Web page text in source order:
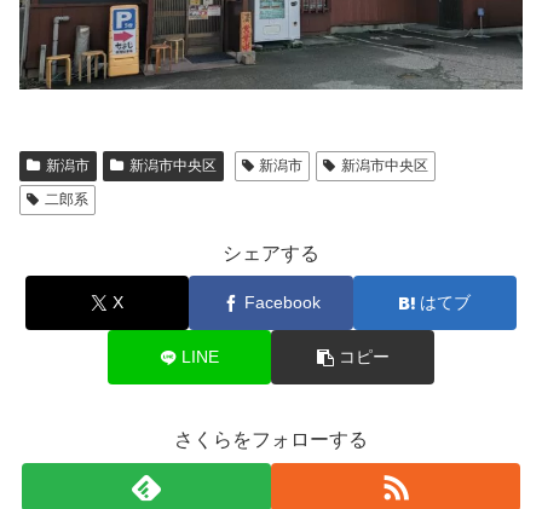
新潟市 新潟市中央区 新潟市
新潟市中央区
二郎系
シェアする
X Facebook はてブ
LINE コピー
さくらをフォローする